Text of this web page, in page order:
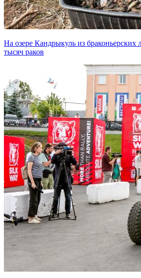
На озере Кандрыкуль из браконьерских
тысяч раков